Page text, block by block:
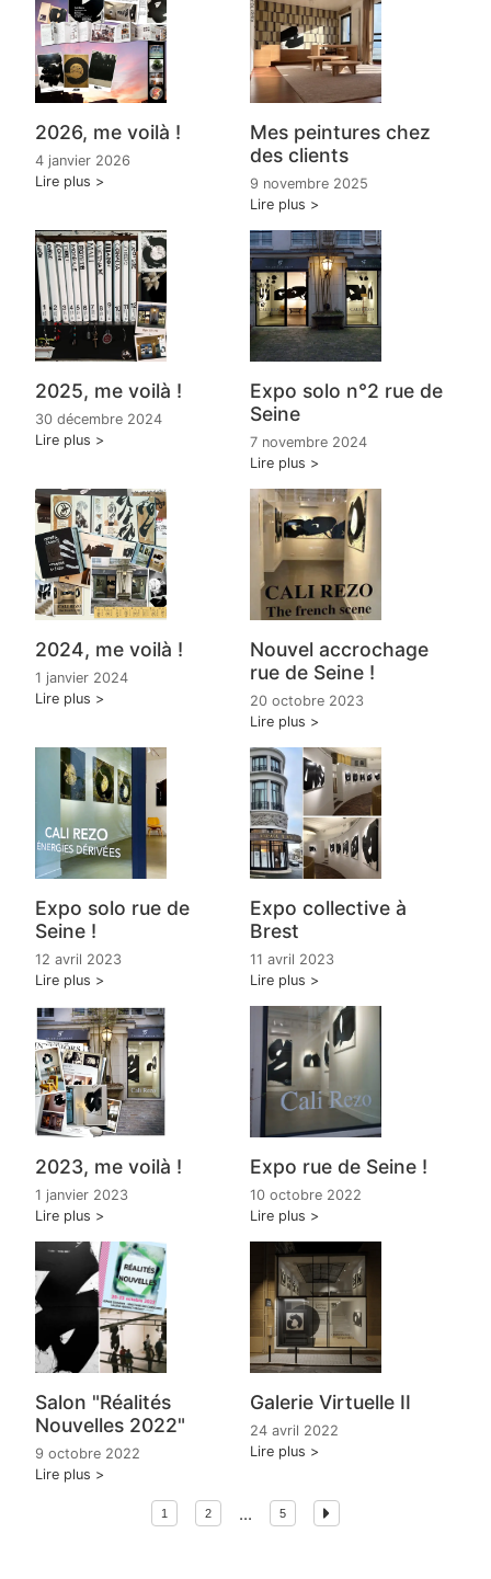
2026, me voilà !
4 janvier 2026
Lire plus
Mes peintures chez
des clients
9 novembre 2025
Lire plus
2025, me voilà !
30 décembre 2024
Lire plus
Expo solo n°2 rue de
Seine
7 novembre 2024
Lire plus
2024, me voilà !
1 janvier 2024
Lire plus
Nouvel accrochage
rue de Seine !
20 octobre 2023
Lire plus
Expo solo rue de
Seine !
12 avril 2023
Lire plus
Expo collective à
Brest
11 avril 2023
Lire plus
2023, me voilà !
1 janvier 2023
Lire plus
Expo rue de Seine !
10 octobre 2022
Lire plus
Salon "Réalités
Nouvelles 2022"
9 octobre 2022
Lire plus
Galerie Virtuelle II
24 avril 2022
Lire plus
1 2 ... 5